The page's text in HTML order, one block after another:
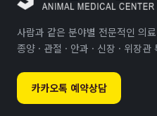
사람과 같은 분야별 전문적인 의
종양 · 관절 · 안과 · 신장 · 위장관
카카오톡 예약상담